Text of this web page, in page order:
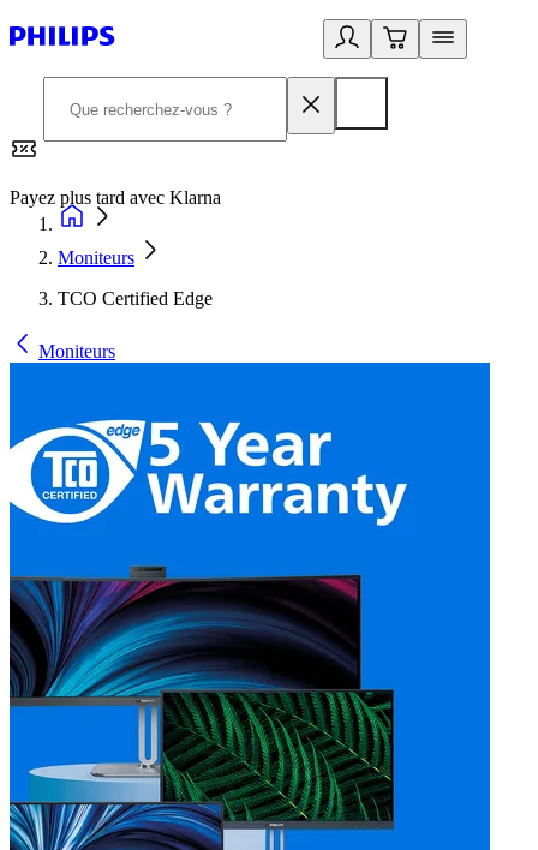
Payez plus tard avec Klarna
Moniteurs
TCO Certified Edge
Moniteurs